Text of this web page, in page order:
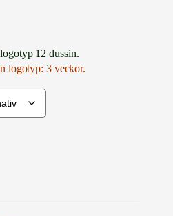
12 dussin.
logotyp: 3 veckor.